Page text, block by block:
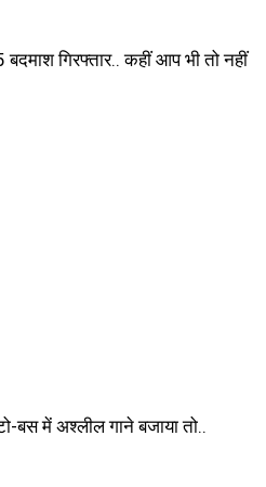
बदमाश गिरफ्तार.. कहीं आप भी तो नहीं
बस में अश्लील गाने बजाया तो..